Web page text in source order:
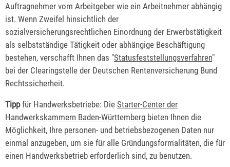
Auftragnehmer vom Arbeitgeber wie ein Arbeitnehmer abhängig
ist. Wenn Zweifel hinsichtlich der
sozialversicherungsrechtlichen Einordnung der Erwerbstätigkeit
als selbstständige Tätigkeit oder abhängige Beschäftigung
bestehen, verschafft Ihnen das "Statusfeststellungsverfahren"
bei der Clearingstelle der Deutschen Rentenversicherung Bund
Rechtssicherheit.
Tippfür Handwerksbetriebe: Die Starter-Center der
Handwerkskammern Baden-Württemberg bieten Ihnen die
Möglichkeit, Ihre personen- und betriebsbezogenen Daten nur
einmal anzugeben, um sie für alle Gründungsformalitäten, die für
einen Handwerksbetrieb erforderlich sind, zu benutzen.